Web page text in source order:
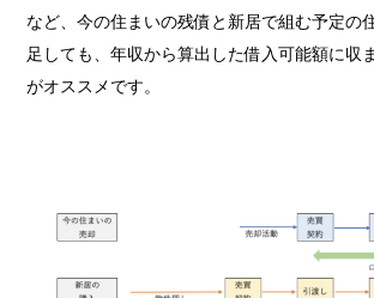
など、今の住まいの残債と新居で組む予定の
足しても、年収から算出した借入可能額に収
がオススメです。